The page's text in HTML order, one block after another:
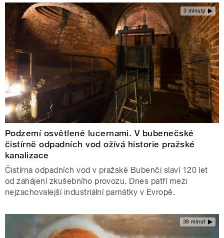
3 minuty
Podzemí osvětlené lucernami. V bubenečské
čistírně odpadních vod ožívá historie pražské
kanalizace
Čistírna odpadních vod v pražské Bubenči slaví 120 let
od zahájení zkušebního provozu. Dnes patří mezi
nejzachovalejší industriální památky v Evropě.
38 minut